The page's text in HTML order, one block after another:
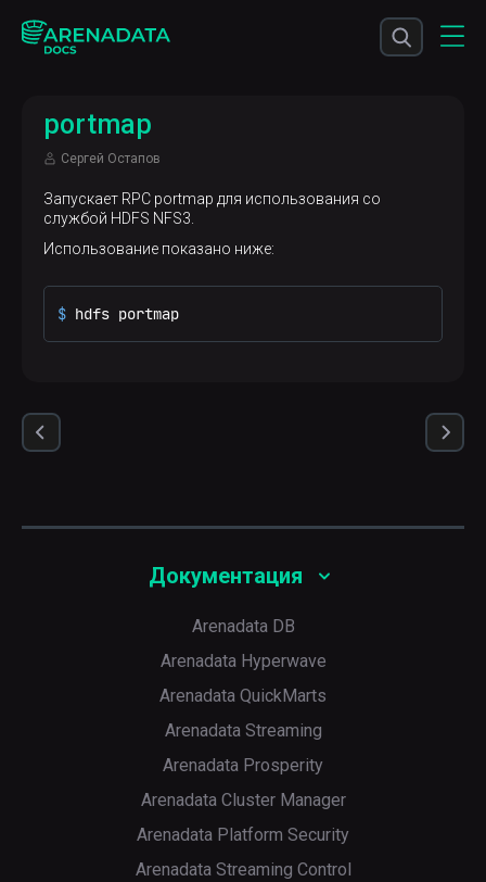
portmap
Сергей Остапов
Запускает RPC portmap для использования со
службой HDFS NFS3.
Использование показано ниже:
$ hdfs portmap
Документация
Arenadata DB
Arenadata Hyperwave
Arenadata QuickMarts
Arenadata Streaming
Arenadata Prosperity
Arenadata Cluster Manager
Arenadata Platform Security
Arenadata Streaming Control